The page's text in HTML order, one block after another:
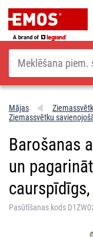
Meklēšana
Mājas
Ziemassvētku
Barošanas
un
Pasūtīšanas kods